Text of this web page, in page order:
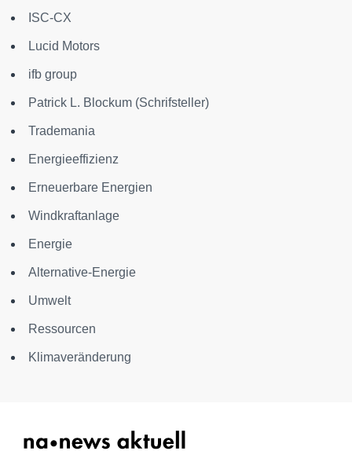
ISC-CX
Lucid Motors
ifb group
Patrick L. Blockum (Schrifsteller)
Trademania
Energieeffizienz
Erneuerbare Energien
Windkraftanlage
Energie
Alternative-Energie
Umwelt
Ressourcen
Klimaveränderung